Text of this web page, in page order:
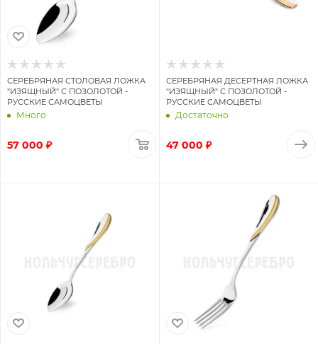
СЕРЕБРЯНАЯ СТОЛОВАЯ ЛОЖКА
"ИЗЯЩНЫЙ" С ПОЗОЛОТОЙ -
РУССКИЕ САМОЦВЕТЫ
Много
57 000 ₽
СЕРЕБРЯНАЯ ДЕСЕРТНАЯ ЛОЖКА
"ИЗЯЩНЫЙ" С ПОЗОЛОТОЙ -
РУССКИЕ САМОЦВЕТЫ
Достаточно
47 000 ₽